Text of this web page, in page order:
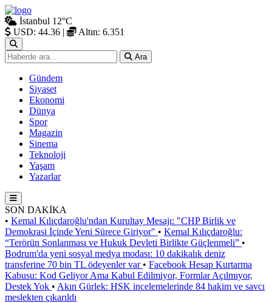
İstanbul 12°C
USD: 44.36 | Altın: 6.351
Ara
Gündem
Siyaset
Ekonomi
Dünya
Spor
Magazin
Sinema
Teknoloji
Yaşam
Yazarlar
SON DAKİKA
• Kemal Kılıçdaroğlu'ndan Kurultay Mesajı: "CHP Birlik ve
Demokrasi İçinde Yeni Sürece Giriyor" • Kemal Kılıçdaroğlu:
“Terörün Sonlanması ve Hukuk Devleti Birlikte Güçlenmeli” •
Bodrum'da yeni sosyal medya modası: 10 dakikalık deniz
transferine 70 bin TL ödeyenler var • Facebook Hesap Kurtarma
Kabusu: Kod Geliyor Ama Kabul Edilmiyor, Formlar Açılmıyor,
Destek Yok • Akın Gürlek: HSK incelemelerinde 84 hakim ve savcı
meslekten çıkarıldı